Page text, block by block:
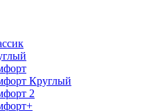
Круглый
2